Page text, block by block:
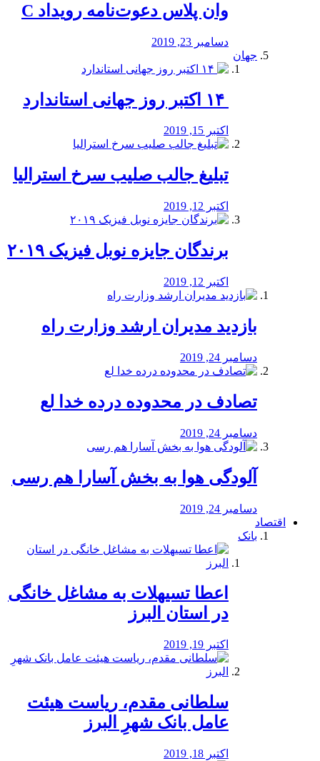
وان پلاس دعوت‌نامه رویداد C
دسامبر 23, 2019
جهان
اکتبر 15, 2019
تبلیغ جالب صلیب سرخ استرالیا
اکتبر 12, 2019
برندگان جایزه نوبل فیزیک ۲۰۱۹
اکتبر 12, 2019
بازدید مدیران ارشد وزارت راه
دسامبر 24, 2019
تصادف در محدوده درده خدا لع
دسامبر 24, 2019
آلودگی هوا به بخش آسارا هم رسی
دسامبر 24, 2019
اقتصاد
بانک
️اعطا تسیهلات به مشاغل خانگی
در استان البرز
اکتبر 19, 2019
سلطانی مقدم، ریاست هیئت
عامل بانک شهرِ البرز
اکتبر 18, 2019